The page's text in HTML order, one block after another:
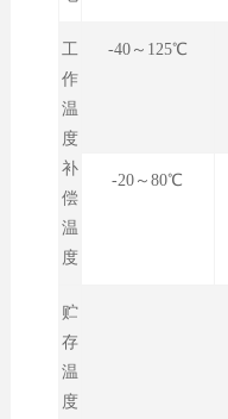
工
作
温
度
补
偿
温
度
-40～125℃
-20～80℃
贮
存
温
度